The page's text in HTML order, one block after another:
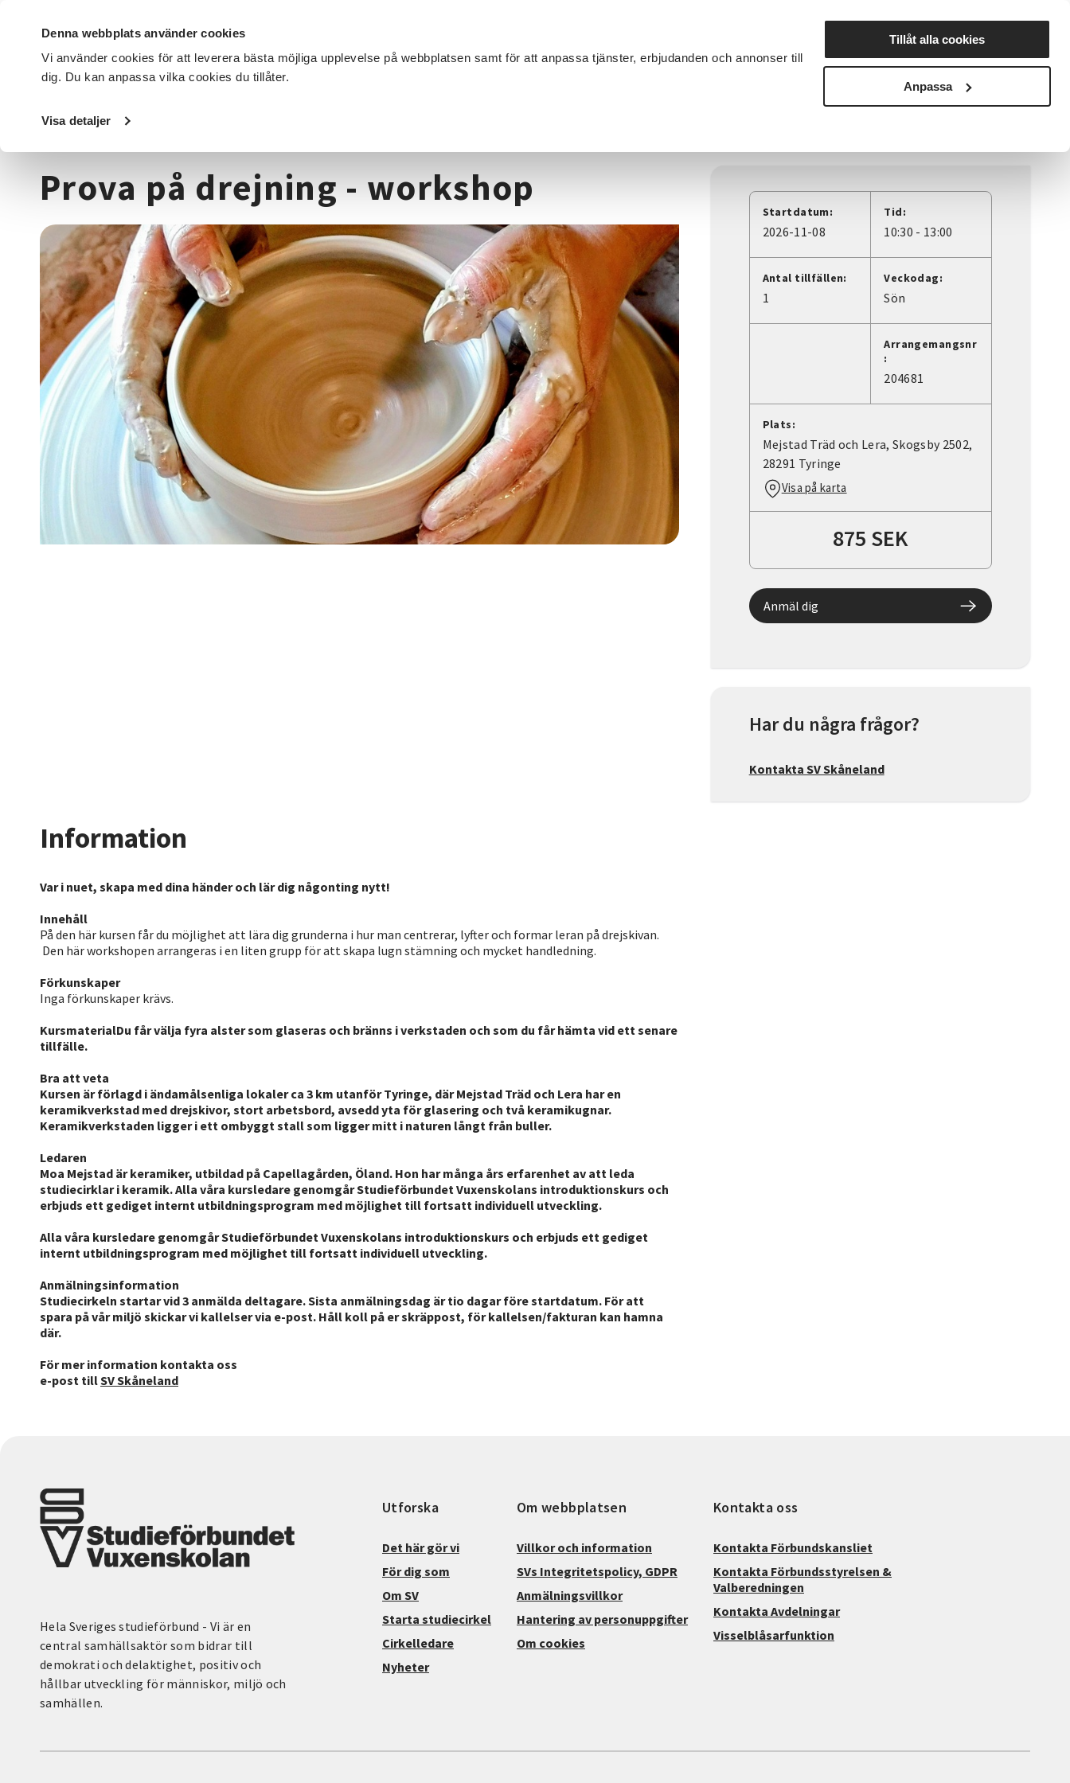
Denna webbplats använder cookies
Vi använder cookies för att leverera bästa möjliga upplevelse på webbplatsen samt för att anpassa tjänster, erbjudanden och annonser till
dig. Du kan anpassa vilka cookies du tillåter.
Visa detaljer
Tillåt alla cookies
Anpassa
DET HÄR GÖR VI FÖR DIG SOM SÖK KURSER OCH EVENEMANG Nyheter Avdelningar
Startsida / Kurser och evenemang
Prova på drejning - workshop
Information
Var i nuet, skapa med dina händer och lär dig någonting nytt!
Innehåll
På den här kursen får du möjlighet att lära dig grunderna i hur man centrerar, lyfter och formar leran på drejskivan.
Den här workshopen arrangeras i en liten grupp för att skapa lugn stämning och mycket handledning.
Förkunskaper
Inga förkunskaper krävs.
KursmaterialDu får välja fyra alster som glaseras och bränns i verkstaden och som du får hämta vid ett senare
tillfälle.
Bra att veta
Kursen är förlagd i ändamålsenliga lokaler ca 3 km utanför Tyringe, där Mejstad Träd och Lera har en
keramikverkstad med drejskivor, stort arbetsbord, avsedd yta för glasering och två keramikugnar.
Keramikverkstaden ligger i ett ombyggt stall som ligger mitt i naturen långt från buller.
Ledaren
Moa Mejstad är keramiker, utbildad på Capellagården, Öland. Hon har många års erfarenhet av att leda
studiecirklar i keramik. Alla våra kursledare genomgår Studieförbundet Vuxenskolans introduktionskurs och
erbjuds ett gediget internt utbildningsprogram med möjlighet till fortsatt individuell utveckling.
Alla våra kursledare genomgår Studieförbundet Vuxenskolans introduktionskurs och erbjuds ett gediget
internt utbildningsprogram med möjlighet till fortsatt individuell utveckling.
Anmälningsinformation
Studiecirkeln startar vid 3 anmälda deltagare. Sista anmälningsdag är tio dagar före startdatum. För att
spara på vår miljö skickar vi kallelser via e-post. Håll koll på er skräppost, för kallelsen/fakturan kan hamna
där.
För mer information kontakta oss
e-post tillSV Skåneland
Startdatum:
2026-11-08
Tid:
10:30 - 13:00
Antal tillfällen:
1
Veckodag:
Sön
Arrangemangsnr
:
204681
Plats:
Mejstad Träd och Lera, Skogsby 2502,
28291 Tyringe
Visa på karta
875 SEK
Anmäl dig
Har du några frågor?
Kontakta SV Skåneland
Hela Sveriges studieförbund - Vi är en
central samhällsaktör som bidrar till
demokrati och delaktighet, positiv och
hållbar utveckling för människor, miljö och
samhällen.
Utforska
Det här gör vi
För dig som
Om SV
Starta studiecirkel
Cirkelledare
Nyheter
Om webbplatsen
Villkor och information
SVs Integritetspolicy, GDPR
Anmälningsvillkor
Hantering av personuppgifter
Om cookies
Kontakta oss
Kontakta Förbundskansliet
Kontakta Förbundsstyrelsen &
Valberedningen
Kontakta Avdelningar
Visselblåsarfunktion